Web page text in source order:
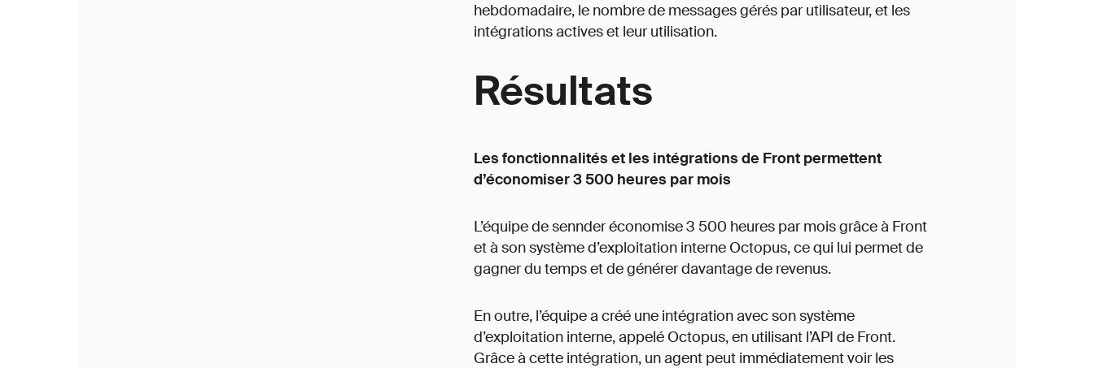
hebdomadaire, le nombre de messages gérés par utilisateur, et les
intégrations actives et leur utilisation.
Résultats
Les fonctionnalités et les intégrations de Front permettent
d’économiser 3 500 heures par mois
L’équipe de sennder économise 3 500 heures par mois grâce à Front
et à son système d’exploitation interne Octopus, ce qui lui permet de
gagner du temps et de générer davantage de revenus.
En outre, l’équipe a créé une intégration avec son système
d’exploitation interne, appelé Octopus, en utilisant l’API de Front.
Grâce à cette intégration, un agent peut immédiatement voir les